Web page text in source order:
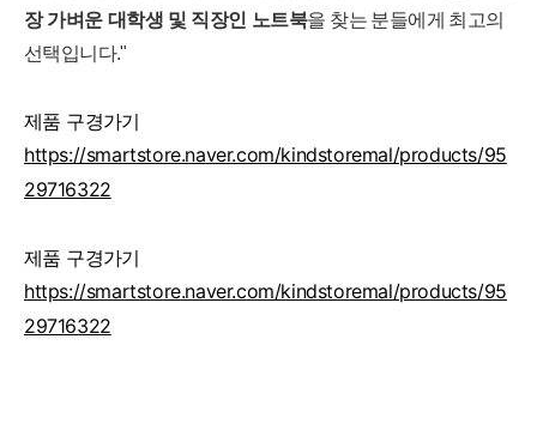
장 가벼운 대학생 및 직장인 노트북을 찾는 분들에게 최고의
선택입니다."
제품 구경가기
https://smartstore.naver.com/kindstoremal/products/95
29716322
제품 구경가기
https://smartstore.naver.com/kindstoremal/products/95
29716322